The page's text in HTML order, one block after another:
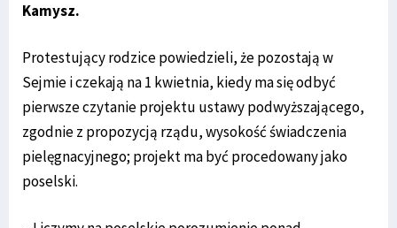
Kamysz.
Protestujący rodzice powiedzieli, że pozostają w
Sejmie i czekają na 1 kwietnia, kiedy ma się odbyć
pierwsze czytanie projektu ustawy podwyższającego,
zgodnie z propozycją rządu, wysokość świadczenia
pielęgnacyjnego; projekt ma być procedowany jako
poselski.